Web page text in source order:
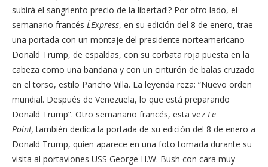
subirá el sangriento precio de la libertad!? Por otro lado, el
semanario francés L´Express, en su edición del 8 de enero, trae
una portada con un montaje del presidente norteamericano
Donald Trump, de espaldas, con su corbata roja puesta en la
cabeza como una bandana y con un cinturón de balas cruzado
en el torso, estilo Pancho Villa. La leyenda reza: “Nuevo orden
mundial. Después de Venezuela, lo que está preparando
Donald Trump”. Otro semanario francés, esta vez Le
Point, también dedica la portada de su edición del 8 de enero a
Donald Trump, quien aparece en una foto tomada durante su
visita al portaviones USS George H.W. Bush con cara muy